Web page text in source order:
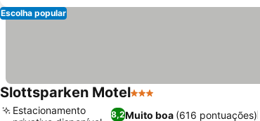
Escolha popular
Slottsparken Motel3 Estrelas
8,2Muito boa (616 pontuações)
Estacionamento